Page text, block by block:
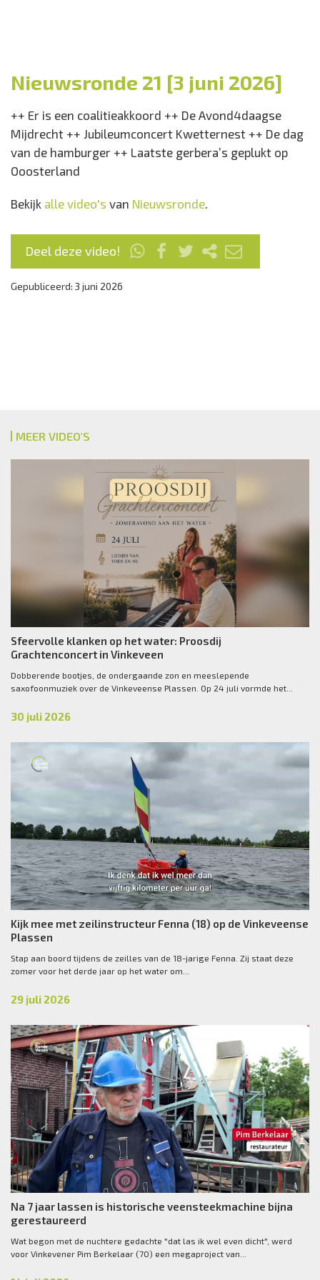
Nieuwsronde 21 [3 juni 2026]
++ Er is een coalitieakkoord ++ De Avond4daagse
Mijdrecht ++ Jubileumconcert Kwetternest ++ De dag
van de hamburger ++ Laatste gerbera’s geplukt op
Ooosterland
Bekijk alle video's van Nieuwsronde.
Deel deze video!
Gepubliceerd: 3 juni 2026
MEER VIDEO'S
Sfeervolle klanken op het water: Proosdij
Grachtenconcert in Vinkeveen
Dobberende bootjes, de ondergaande zon en meeslepende
saxofoonmuziek over de Vinkeveense Plassen. Op 24 juli vormde het...
30 juli 2026
Kijk mee met zeilinstructeur Fenna (18) op de Vinkeveense
Plassen
Stap aan boord tijdens de zeilles van de 18-jarige Fenna. Zij staat deze
zomer voor het derde jaar op het water om...
29 juli 2026
Na 7 jaar lassen is historische veensteekmachine bijna
gerestaureerd
Wat begon met de nuchtere gedachte "dat las ik wel even dicht", werd
voor Vinkevener Pim Berkelaar (70) een megaproject van...